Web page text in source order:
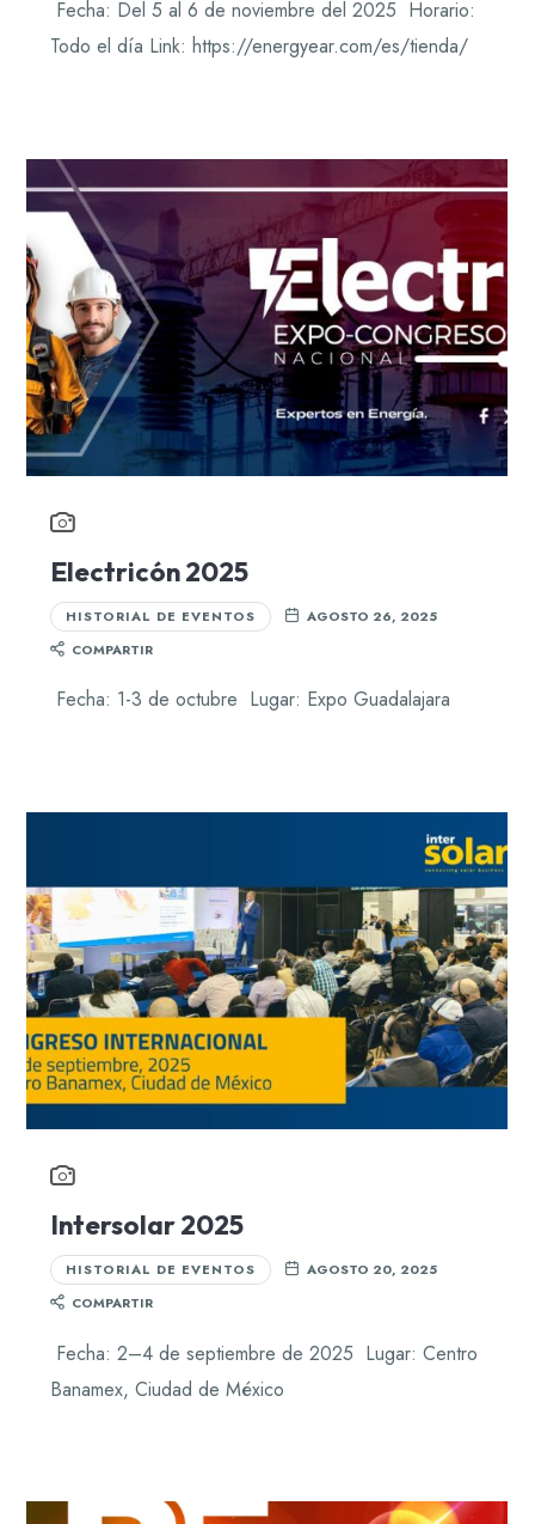
Fecha: Del 5 al 6 de noviembre del 2025 Horario:
Todo el día Link: https://energyear.com/es/tienda/
Electricón 2025
HISTORIAL DE EVENTOS
AGOSTO 26, 2025
COMPARTIR
Fecha: 1-3 de octubre Lugar: Expo Guadalajara
Intersolar 2025
HISTORIAL DE EVENTOS
AGOSTO 20, 2025
COMPARTIR
Fecha: 2–4 de septiembre de 2025 Lugar: Centro
Banamex, Ciudad de México